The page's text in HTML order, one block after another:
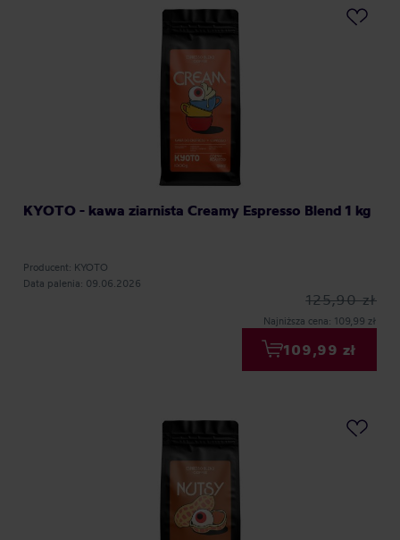
KYOTO - kawa ziarnista Creamy Espresso Blend 1 kg
Producent: KYOTO
Data palenia: 09.06.2026
125,90 zł
Najniższa cena: 109,99 zł
109,99 zł